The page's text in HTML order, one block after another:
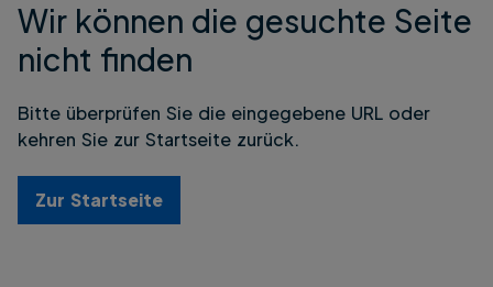
Wir können die gesuchte Seite
nicht finden
Bitte überprüfen Sie die eingegebene URL oder
kehren Sie zur Startseite zurück.
Zur Startseite